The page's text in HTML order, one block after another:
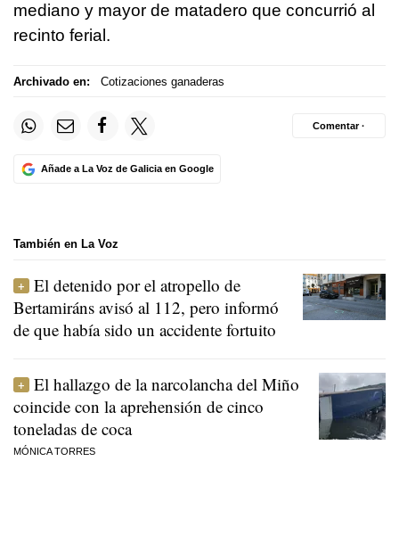
mediano y mayor de matadero que concurrió al
recinto ferial.
Archivado en: Cotizaciones ganaderas
Añade a La Voz de Galicia en Google
Comentar ·
También en La Voz
El detenido por el atropello de
Bertamiráns avisó al 112, pero informó
de que había sido un accidente fortuito
El hallazgo de la narcolancha del Miño
coincide con la aprehensión de cinco
toneladas de coca
MÓNICA TORRES